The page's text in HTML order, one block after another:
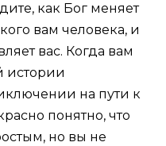
как Бог меняет
вам человека, и
вас. Когда вам
истории
на пути к
понятно, что
но вы не